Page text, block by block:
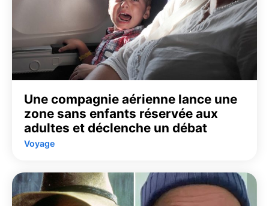
Une compagnie aérienne lance une
zone sans enfants réservée aux
adultes et déclenche un débat
Voyage